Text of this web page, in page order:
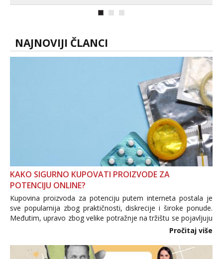
NAJNOVIJI ČLANCI
KAKO SIGURNO KUPOVATI PROIZVODE ZA
POTENCIJU ONLINE?
Kupovina proizvoda za potenciju putem interneta postala je
sve popularnija zbog praktičnosti, diskrecije i široke ponude.
Međutim, upravo zbog velike potražnje na tržištu se pojavljuju
i brojni krivotvoreni proizvodi, nepouzdane internetske
Pročitaj više